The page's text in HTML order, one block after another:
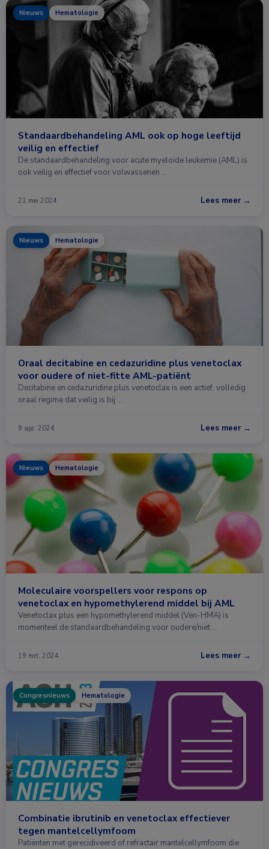
Nieuws Hematologie
Standaardbehandeling AML ook op hoge leeftijd
veilig en effectief
De standaardbehandeling voor acute myeloïde leukemie (AML) is
ook veilig en effectief voor volwassenen …
21 mei 2024 Lees meer →
Nieuws Hematologie
Oraal decitabine en cedazuridine plus venetoclax
voor oudere of niet-fitte AML-patiënt
Decitabine en cedazuridine plus venetoclax is een actief, volledig
oraal regime dat veilig is bij …
9 apr. 2024 Lees meer →
Nieuws Hematologie
Moleculaire voorspellers voor respons op
venetoclax en hypomethylerend middel bij AML
Venetoclax plus een hypomethylerend middel (Ven-HMA) is
momenteel de standaardbehandeling voor oudere/niet …
19 mrt. 2024 Lees meer →
Congresnieuws Hematologie
Combinatie ibrutinib en venetoclax effectiever
tegen mantelcellymfoom
Patiënten met gerecidiveerd of refractair mantelcellymfoom die